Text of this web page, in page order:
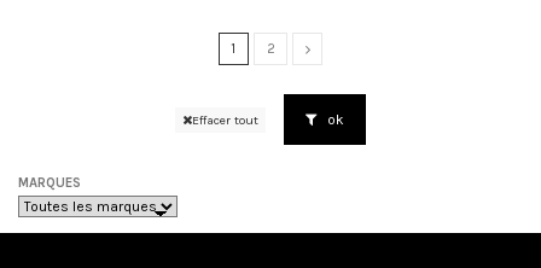
1 2
Effacer tout ok
MARQUES